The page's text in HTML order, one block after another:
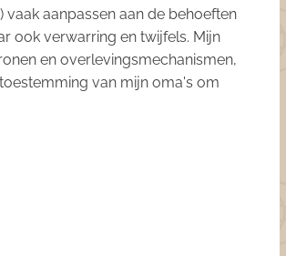
vaak aanpassen aan de behoeften
ook verwarring en twijfels. Mijn
en overlevingsmechanismen,
van mijn oma's om